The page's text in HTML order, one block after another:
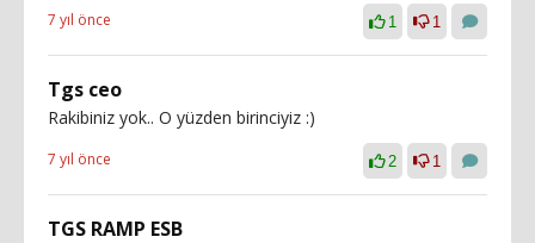
7 yıl önce 1 1
Tgs ceo
Rakibiniz yok.. O yüzden birinciyiz :)
7 yıl önce 2 1
TGS RAMP ESB